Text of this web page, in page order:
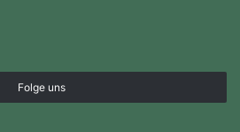
Folge uns